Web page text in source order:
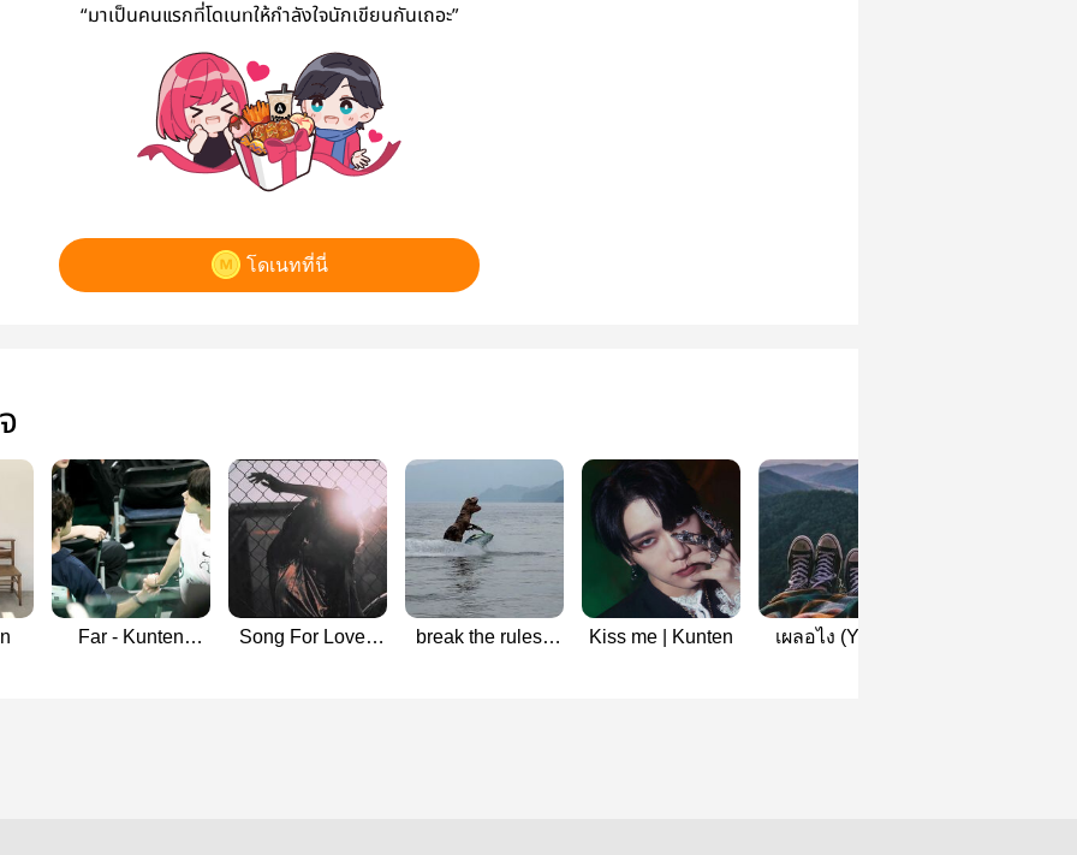
“มาเป็นคนแรกที่โดเนทให้กำลังใจนักเขียนกันเถอะ”
โดเนทที่นี่
Far - Kunten
Song For Love -
break the rules -
Kiss me | Kunten เผลอไง (Yuten)